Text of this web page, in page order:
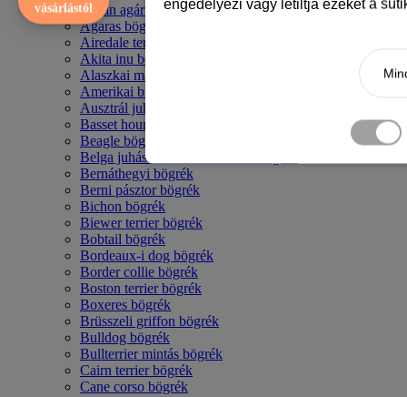
Afgán agár bögrék
Agaras bögrék
Airedale terrier mintás bögre
Akita inu bögrék
Alaszkai malamut bögrék
Amerikai bulldog mintás bögrék
Ausztrál juhászkutya bögrék
Basset hound mintás bögrék
Beagle bögrék
Belga juhász - malinois mintás bögrék
Bernáthegyi bögrék
Berni pásztor bögrék
Bichon bögrék
Biewer terrier bögrék
Bobtail bögrék
Bordeaux-i dog bögrék
Border collie bögrék
Boston terrier bögrék
Boxeres bögrék
Brüsszeli griffon bögrék
Bulldog bögrék
Bullterrier mintás bögrék
Cairn terrier bögrék
Cane corso bögrék
vásárlástól
engedélyezi vagy letiltja ezeket a